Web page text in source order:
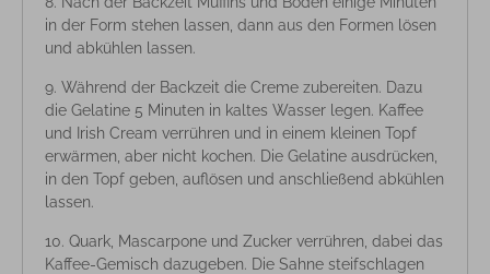
in der Form stehen lassen, dann aus den Formen lösen
und abkühlen lassen.
Während der Backzeit die Creme zubereiten. Dazu
die Gelatine 5 Minuten in kaltes Wasser legen. Kaffee
und Irish Cream verrühren und in einem kleinen Topf
erwärmen, aber nicht kochen. Die Gelatine ausdrücken,
in den Topf geben, auflösen und anschließend abkühlen
lassen.
Quark, Mascarpone und Zucker verrühren, dabei das
Kaffee-Gemisch dazugeben. Die Sahne steifschlagen